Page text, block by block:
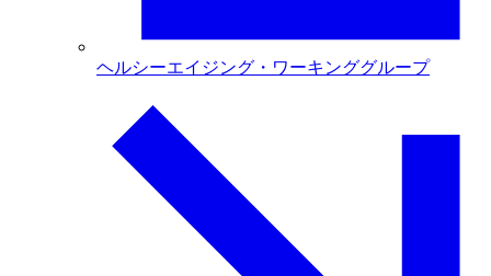
ヘルシーエイジング・ワーキンググループ